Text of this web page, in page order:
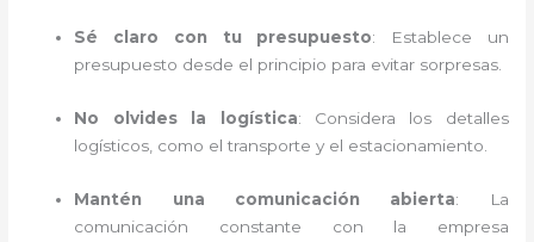
Sé claro con tu presupuesto: Establece un
presupuesto desde el principio para evitar sorpresas.
No olvides la logística: Considera los detalles
logísticos, como el transporte y el estacionamiento.
Mantén una comunicación abierta: La
comunicación constante con la empresa